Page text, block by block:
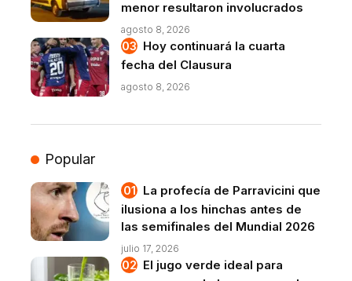
menor resultaron involucrados
agosto 8, 2026
Hoy continuará la cuarta
fecha del Clausura
agosto 8, 2026
Popular
La profecía de Parravicini que
ilusiona a los hinchas antes de
las semifinales del Mundial 2026
julio 17, 2026
El jugo verde ideal para